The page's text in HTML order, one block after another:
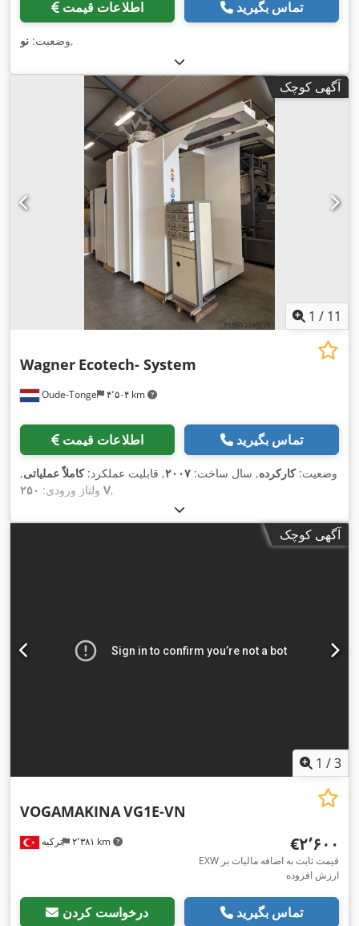
اطلاعات قیمت تماس بگیرید
وضعیت: نو ,
آگهی کوچک
1 / 11
Oude-Tonge ۴٬۵۰۴ km
Wagner Ecotech- System
اطلاعات قیمت تماس بگیرید
وضعیت:کارکرده, سال ساخت: ۲۰۰۷, قابلیت عملکرد:کاملاً عملیاتی,
ولتاژ ورودی: ۲۵۰ V,
آگهی کوچک
1 /3
ترکیه ۲٬۳۸۱ km
VOGAMAKINAVG1E-VN
‎€۲٬۶۰۰
EXW قیمت ثابت به اضافه مالیات بر
ارزش افزوده
درخواست کردن تماس بگیرید